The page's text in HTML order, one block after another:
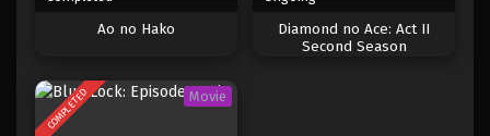
Blue Lock Episode 18
Ao no Hako
Diamond no Ace: Act II
Second Season
COMPLETED Movie